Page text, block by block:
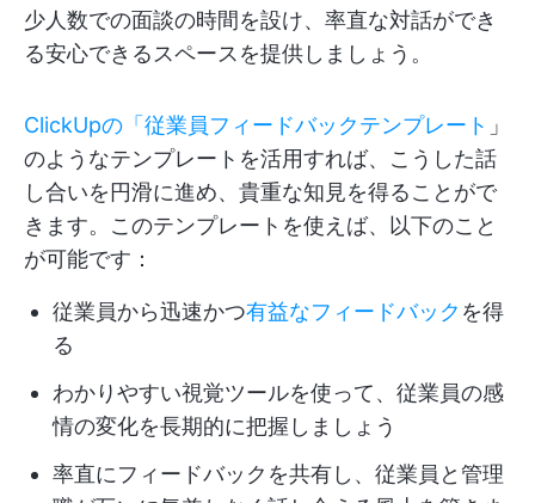
少人数での面談の時間を設け、率直な対話ができ
る安心できるスペースを提供しましょう。
ClickUpの「従業員フィードバックテンプレート 」
のようなテンプレートを活用すれば、こうした話
し合いを円滑に進め、貴重な知見を得ることがで
きます。このテンプレートを使えば、以下のこと
が可能です：
従業員から迅速かつ有益なフィードバック を得
る
わかりやすい視覚ツールを使って、従業員の感
情の変化を長期的に把握しましょう
率直にフィードバックを共有し、従業員と管理